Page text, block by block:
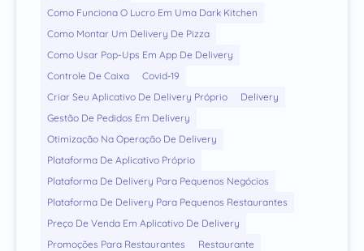
Como Funciona O Lucro Em Uma Dark Kitchen
Como Montar Um Delivery De Pizza
Como Usar Pop-Ups Em App De Delivery
Controle De Caixa
Covid-19
Criar Seu Aplicativo De Delivery Próprio
Delivery
Gestão De Pedidos Em Delivery
Otimização Na Operação De Delivery
Plataforma De Aplicativo Próprio
Plataforma De Delivery Para Pequenos Negócios
Plataforma De Delivery Para Pequenos Restaurantes
Preço De Venda Em Aplicativo De Delivery
Promoções Para Restaurantes
Restaurante